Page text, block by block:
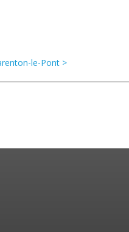
le-Pont >